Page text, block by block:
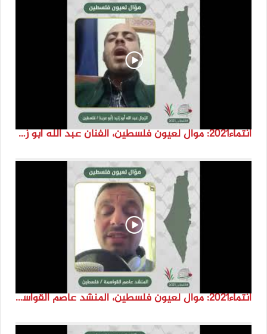
انتماء2021: موال لعيون فلسطين، الفنان عبد الله ابو زنيد، فلسطين
انتماء2021: موال لعيون فلسطين، المنشد عاصم القواسمة، الاردن